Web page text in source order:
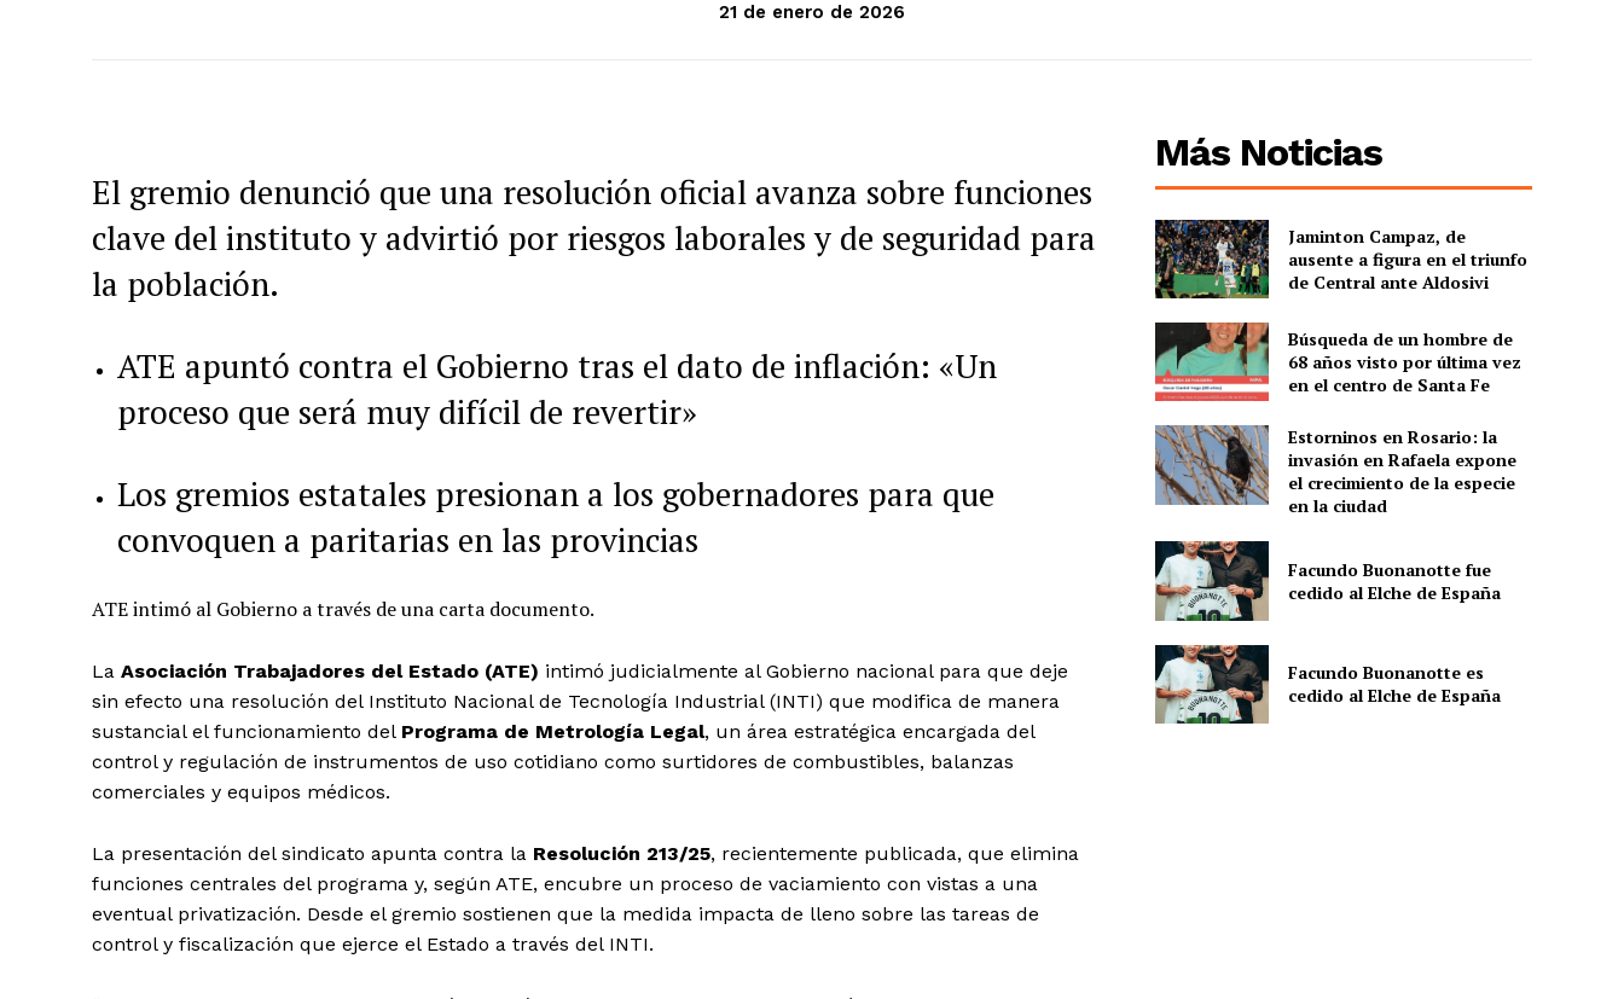
21 de enero de 2026
El gremio denunció que una resolución oficial avanza sobre funciones
clave del instituto y advirtió por riesgos laborales y de seguridad para
la población.
ATE apuntó contra el Gobierno tras el dato de inflación: «Un
proceso que será muy difícil de revertir»
Los gremios estatales presionan a los gobernadores para que
convoquen a paritarias en las provincias
ATE intimó al Gobierno a través de una carta documento.
La Asociación Trabajadores del Estado (ATE) intimó judicialmente al Gobierno nacional para que deje
sin efecto una resolución del Instituto Nacional de Tecnología Industrial (INTI) que modifica de manera
sustancial el funcionamiento del Programa de Metrología Legal, un área estratégica encargada del
control y regulación de instrumentos de uso cotidiano como surtidores de combustibles, balanzas
comerciales y equipos médicos.
La presentación del sindicato apunta contra la Resolución 213/25, recientemente publicada, que elimina
funciones centrales del programa y, según ATE, encubre un proceso de vaciamiento con vistas a una
eventual privatización. Desde el gremio sostienen que la medida impacta de lleno sobre las tareas de
control y fiscalización que ejerce el Estado a través del INTI.
Más Noticias
Jaminton Campaz, de
ausente a figura en el triunfo
de Central ante Aldosivi
Búsqueda de un hombre de
68 años visto por última vez
en el centro de Santa Fe
Estorninos en Rosario: la
invasión en Rafaela expone
el crecimiento de la especie
en la ciudad
Facundo Buonanotte fue
cedido al Elche de España
Facundo Buonanotte es
cedido al Elche de España